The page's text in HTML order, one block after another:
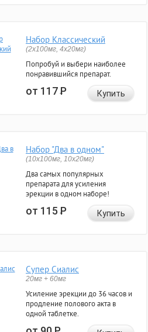
Набор Классический
(2x100мг, 4x20мг)
Попробуй и выбери наиболее
понравившийся препарат.
от 117Р Купить
Набор "Два в одном"
(10x100мг, 10x20мг)
Два самых популярных
препарата для усиления
эрекции в одном наборе!
от 115Р Купить
Супер Сиалис
20мг + 60мг
Усиление эрекции до 36 часов и
продление полового акта в
одной таблетке.